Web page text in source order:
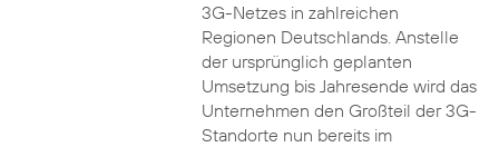
3G-Netzes in zahlreichen
Regionen Deutschlands. Anstelle
der ursprünglich geplanten
Umsetzung bis Jahresende wird das
Unternehmen den Großteil der 3G-
Standorte nun bereits im